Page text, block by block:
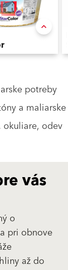
fasádna
potreby
a
okuliare, odev
vás
o
pri obnove
až do